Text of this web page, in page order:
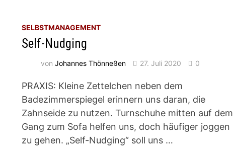
SELBSTMANAGEMENT
Self-Nudging
vonJohannes Thönneßen 27. Juli 2020 0
PRAXIS: Kleine Zettelchen neben dem
Badezimmerspiegel erinnern uns daran, die
Zahnseide zu nutzen. Turnschuhe mitten auf dem
Gang zum Sofa helfen uns, doch häufiger joggen
zu gehen. „Self-Nudging“ soll uns …